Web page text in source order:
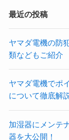
最近の投稿
ヤマダ電機の防
類などもご紹介
ヤマダ電機でポ
について徹底解
加湿器にメンテ
器を大公開！